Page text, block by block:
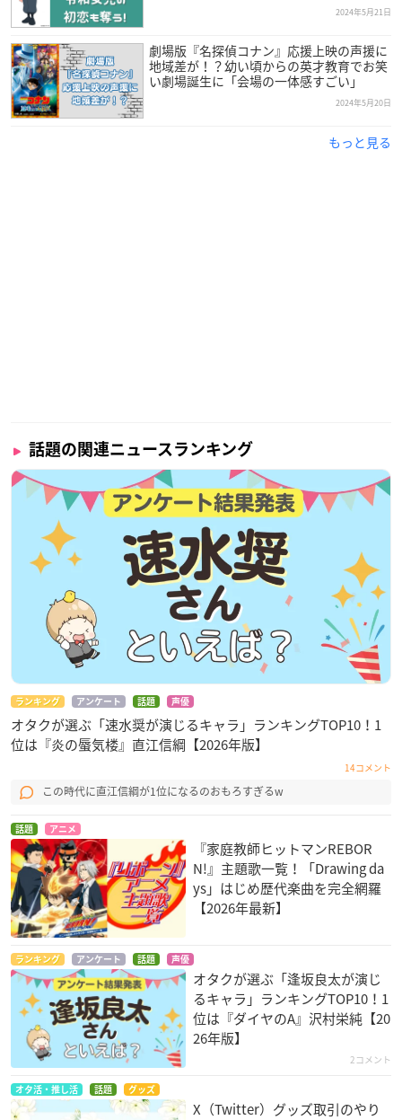
2024年5月21日
劇場版『名探偵コナン』応援上映の声援に
地域差が！？幼い頃からの英才教育でお笑
い劇場誕生に「会場の一体感すごい」
2024年5月20日
もっと見る
話題の関連ニュースランキング
ランキング アンケート 話題 声優
オタクが選ぶ「速水奨が演じるキャラ」ランキングTOP10！1
位は『炎の蜃気楼』直江信綱【2026年版】
14コメント
この時代に直江信綱が1位になるのおもろすぎるw
話題 アニメ
『家庭教師ヒットマンREBOR
N!』主題歌一覧！「Drawing da
ys」はじめ歴代楽曲を完全網羅
【2026年最新】
ランキング アンケート 話題 声優
オタクが選ぶ「逢坂良太が演じ
るキャラ」ランキングTOP10！1
位は『ダイヤのA』沢村栄純【20
26年版】
2コメント
オタ活・推し活 話題 グッズ
X（Twitter）グッズ取引のやり